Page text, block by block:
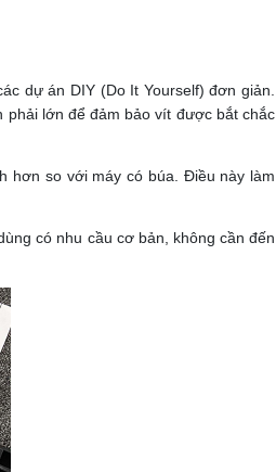
dự án DIY (Do It Yourself) đơn giản.
lớn để đảm bảo vít được bắt chắc
hơn so với máy có búa. Điều này làm
có nhu cầu cơ bản, không cần đến